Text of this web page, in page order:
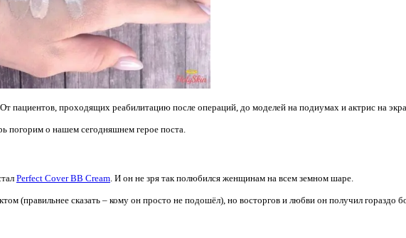
пациентов, проходящих реабилитацию после операций, до моделей на подиумах и актрис на
погорим о нашем сегодняшнем герое поста.
Perfect Cover BB Cream. И он не зря так полюбился женщинам на всем земном шаре.
(правильнее сказать – кому он просто не подошёл), но восторгов и любви он получил гораздо